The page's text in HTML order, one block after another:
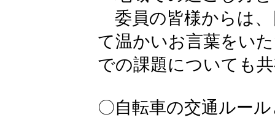
委員の皆様からは
て温かいお言葉をい
での課題についても
〇自転車の交通ルー